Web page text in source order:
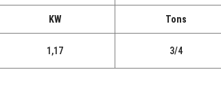
KW Tons
1,17 3/4